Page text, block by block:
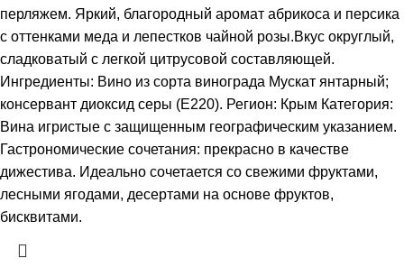
перляжем. Яркий, благородный аромат абрикоса и персика
с оттенками меда и лепестков чайной розы.Вкус округлый,
сладковатый с легкой цитрусовой составляющей.
Ингредиенты: Вино из сорта винограда Мускат янтарный;
консервант диоксид серы (Е220). Регион: Крым Категория:
Вина игристые с защищенным географическим указанием.
Гастрономические сочетания: прекрасно в качестве
дижестива. Идеально сочетается со свежими фруктами,
лесными ягодами, десертами на основе фруктов,
бисквитами.